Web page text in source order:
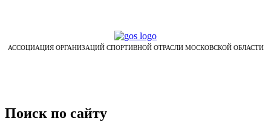
АССОЦИАЦИЯ ОРГАНИЗАЦИЙ СПОРТИВНОЙ ОТРАСЛИ МОСКОВСКОЙ ОБЛАСТИ
Поиск по сайту